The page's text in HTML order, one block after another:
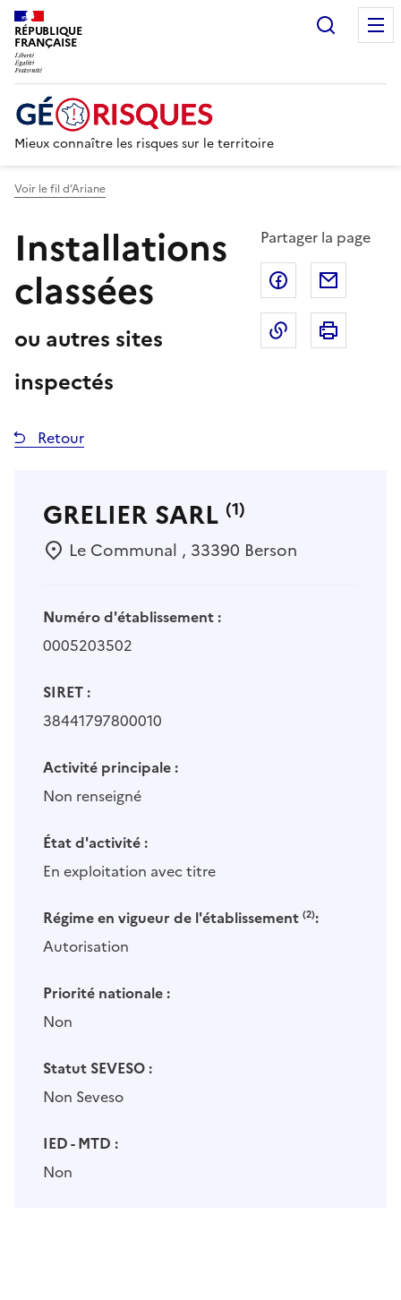
RÉPUBLIQUE
FRANÇAISE
Mieux connaître les risques sur le territoire
Voir le fil d’Ariane
Installations
classées
ou autres sites
inspectés
Partager la page
Partager sur
Copier dans
Retour
GRELIER SARL (1)
Le Communal , 33390 Berson
Numéro d'établissement :
0005203502
SIRET :
38441797800010
Activité principale :
Non renseigné
État d'activité :
En exploitation avec titre
Régime en vigueur de l'établissement (2):
Autorisation
Priorité nationale :
Non
Statut SEVESO :
Non Seveso
IED - MTD :
Non